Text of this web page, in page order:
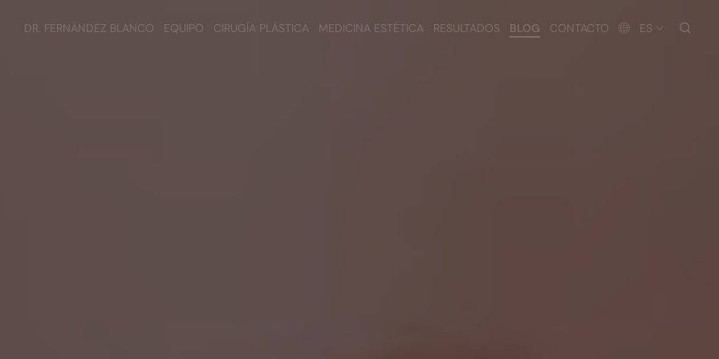
DR. FERNÁNDEZ BLANCO EQUIPO CIRUGÍA PLÁSTICA MEDICINA ESTÉTICA RESULTADOS BLOG CONTACTO ES